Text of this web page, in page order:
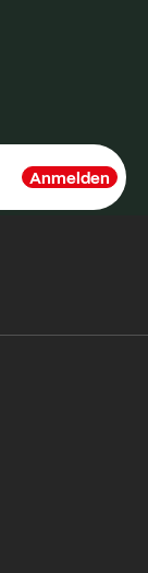
Anmelden